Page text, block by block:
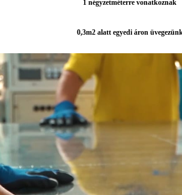
1 négyzetméterre vonatkoznak
0,3m2 alatt egyedi áron